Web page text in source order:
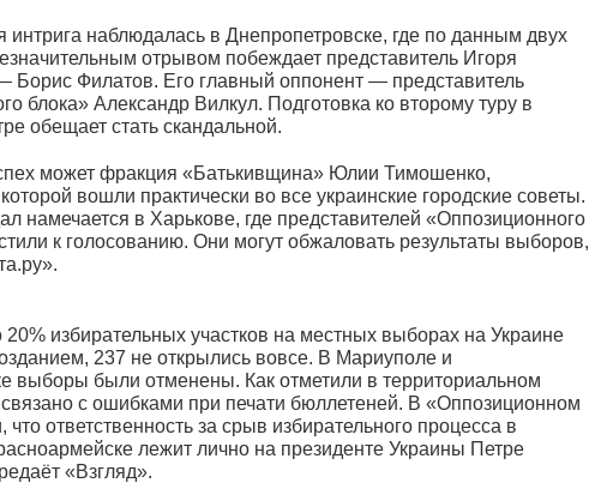
наблюдалась в Днепропетровске, где по данным двух
отрывом побеждает представитель Игоря
Борис Филатов. Его главный оппонент — представитель
блока» Александр Вилкул. Подготовка ко второму туру в
обещает стать cкандальной.
может фракция «Батькивщина» Юлии Тимошенко,
вошли практически во все украинские городские советы.
намечается в Харькове, где представителей «Оппозиционного
к голосованию. Они могут обжаловать результаты выборов,
20% избирательных участков на местных выборах на Украине
237 не открылись вовсе. В Мариуполе и
выборы были отменены. Как отметили в территориальном
связано с ошибками при печати бюллетеней. В «Оппозиционном
что ответственность за срыв избирательного процесса в
лежит лично на президенте Украины Петре
«Взгляд».